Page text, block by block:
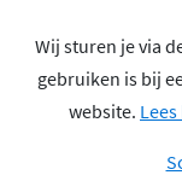
Wij sturen je via
gebruiken is bij
website.